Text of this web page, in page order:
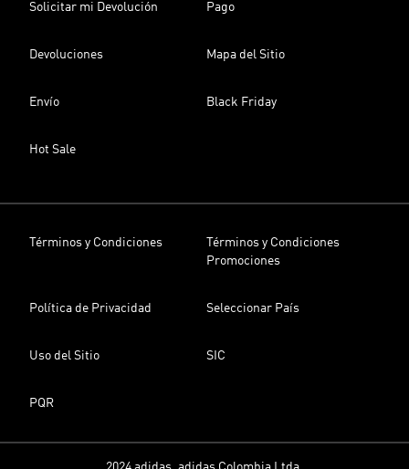
Solicitar mi Devolución Pago
Devoluciones Mapa del Sitio
Envío Black Friday
Hot Sale
Términos y Condiciones
Términos y Condiciones
Promociones
Política de Privacidad Seleccionar País
Uso del Sitio SIC
PQR